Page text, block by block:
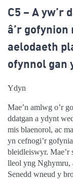
C5 – A yw’r
â’r
aelodaeth
ofynnol gan
Ydyn
Mae’n amlwg o’r
ddatgan a ydynt
mis blaenorol, ac
yn cefnogi’r
bleidleiswyr. Mae’r
lleol yng Nghymru,
Senedd wneud y